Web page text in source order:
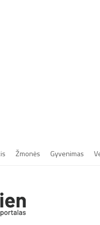
Žmonės Gyvenimas